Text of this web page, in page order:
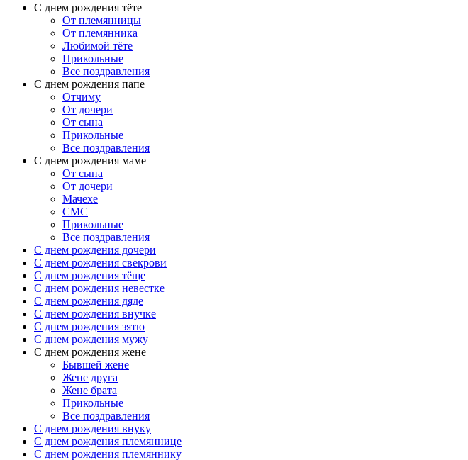
С днем рождения тёте
От племянницы
От племянника
Любимой тёте
Прикольные
Все поздравления
C днем рождения папе
Отчиму
От дочери
От сына
Прикольные
Все поздравления
С днем рождения маме
От сына
От дочери
Мачехе
СМС
Прикольные
Все поздравления
C днем рождения дочери
C днем рождения свекрови
C днем рождения тёще
C днем рождения невестке
C днем рождения дяде
C днем рождения внучке
C днем рождения зятю
C днем рождения мужу
С днем рождения жене
Бывшей жене
Жене друга
Жене брата
Прикольные
Все поздравления
C днем рождения внуку
C днем рождения племяннице
C днем рождения племяннику